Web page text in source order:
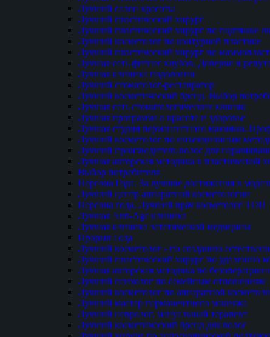
Лучший салон красоты
Лучший пластический хирург
Лучший пластический хирург по подтяжке
Лучший косметолог по контурной пластике
Лучший пластический хирург по
Лучшая сеть фитнес клубов. Доверие и
Лучшая клиника подологии
Лучший стоматолог-реставратор
Лучший косметический бренд. Выбор
Лучшая сеть стоматологических клиник
Лучшая программа о красоте и здоровье
Лучшая студия перманентного макияжа.
Лучший косметолог по инъекционным
Лучший производитель волос для
Лучшая авторская методика в пластической
Выбор потребителя
Персона Года. За лучшие достижения в
Лучший центр аппаратной косметологии
Персона года. Лучший врач косметолог ТОП
Лучшая Anti-Age клиника
Лучшая клиника эстетической медицины
Прорыв Года
Лучший косметолог - по созданию
Лучший пластический хирург по удалению
Лучшая авторская методика по
Лучший психолог по семейным отношениям
Лучший косметолог по аппаратной
Лучший мастер перманентного макияжа
Лучший невролог, мануальный терапевт
Лучший косметический бренд для волос